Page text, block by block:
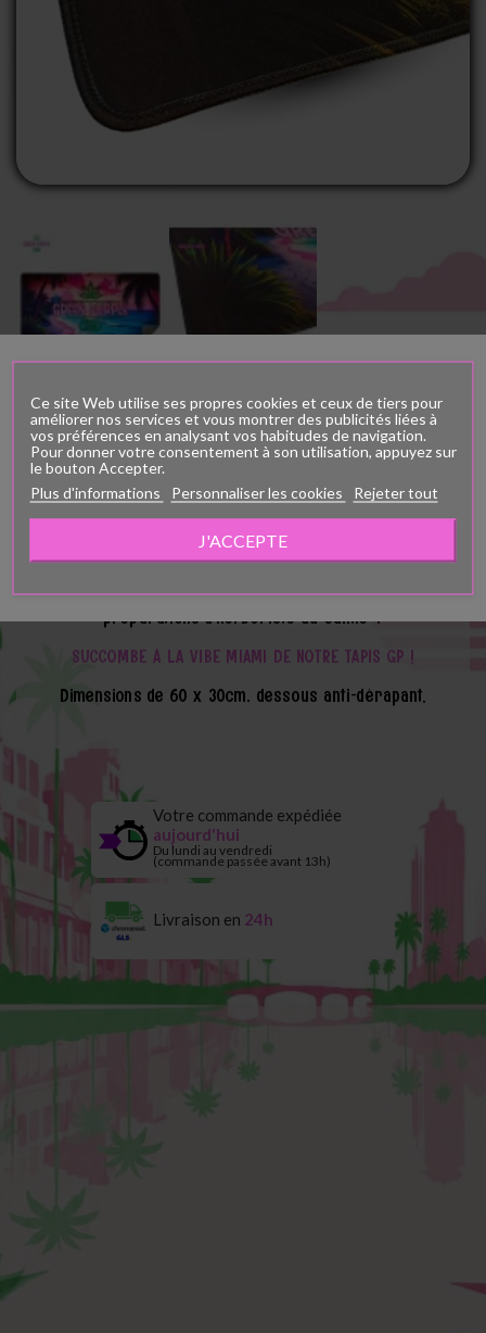
Vous devez avoir plus de 18 ans pour
voir cette page
Vous devez avoir au moins dix-huit ans pour voir le contenu de ce site.
J'AI PLUS DE 18 ANS J'AI MOINS DE 18 ANS
Etale ta vie ailleurs que sur les réseaux, et plutôt
sur ce tapis de souris Green Purple !
Tu veux pimper ton install informatique ?
#GEEKPURPLECBD
Avoir une surface douce pour faire tes
préparations d'herboriste au calme ?
SUCCOMBE À LA VIBE MIAMI DE NOTRE TAPIS GP !
Dimensions de 60 x 30cm, dessous anti-dérapant.
Votre commande expédiée
aujourd'hui
Du lundi au vendredi
(commande passée avant 13h)
Livraison en 24h
Ce site Web utilise ses propres cookies et ceux de tiers pour
améliorer nos services et vous montrer des publicités liées à
vos préférences en analysant vos habitudes de navigation.
Pour donner votre consentement à son utilisation, appuyez sur
le bouton Accepter.
Plus d'informations
Personnaliser les cookies Rejeter tout
J'ACCEPTE